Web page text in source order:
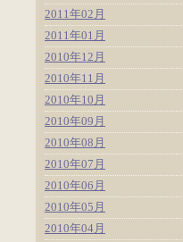
2011年02月
2011年01月
2010年12月
2010年11月
2010年10月
2010年09月
2010年08月
2010年07月
2010年06月
2010年05月
2010年04月